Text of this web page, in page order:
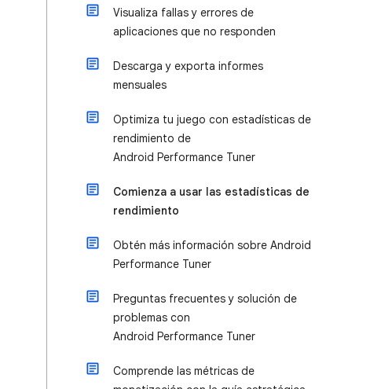
Visualiza fallas y errores de
aplicaciones que no responden
Descarga y exporta informes
mensuales
Optimiza tu juego con estadísticas de
rendimiento de
Android Performance Tuner
Comienza a usar las estadísticas de
rendimiento
Obtén más información sobre Android
Performance Tuner
Preguntas frecuentes y solución de
problemas con
Android Performance Tuner
Comprende las métricas de